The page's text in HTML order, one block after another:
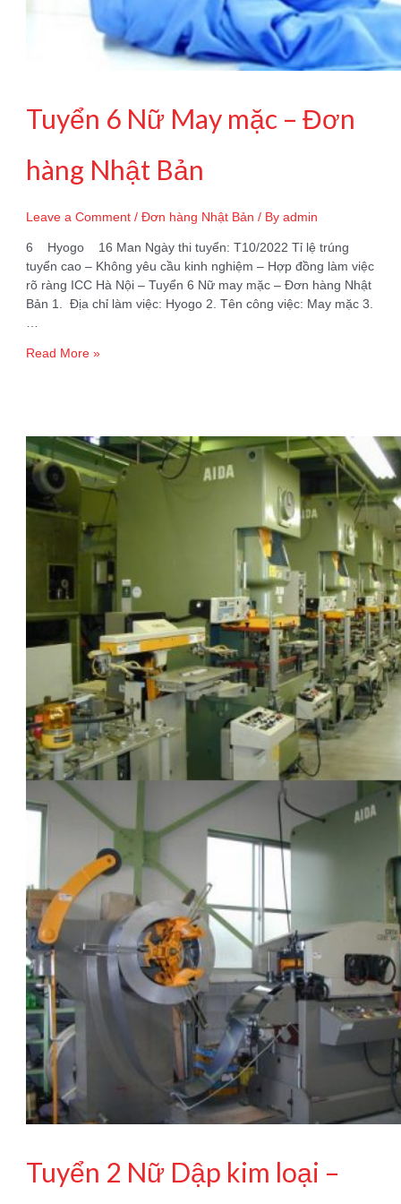
Tuyển 6 Nữ May mặc – Đơn
hàng Nhật Bản
Leave a Comment /Đơn hàng Nhật Bản / Byadmin
6 Hyogo 16 Man Ngày thi tuyển: T10/2022 Tỉ lệ trúng
tuyển cao – Không yêu cầu kinh nghiệm – Hợp đồng làm việc
rõ ràng ICC Hà Nội – Tuyển 6 Nữ may mặc – Đơn hàng Nhật
Bản 1. Địa chỉ làm việc: Hyogo 2. Tên công việc: May mặc 3.
Tuyển
–
Đơn
hàng
Nhật
Read More »
Tuyển 2 Nữ Dập kim loại –